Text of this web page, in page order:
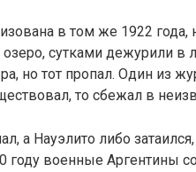
в том же 1922 года,
сутками дежурили в
но тот пропал. Один из
то сбежал в
а Науэлито либо
году военные Аргентины